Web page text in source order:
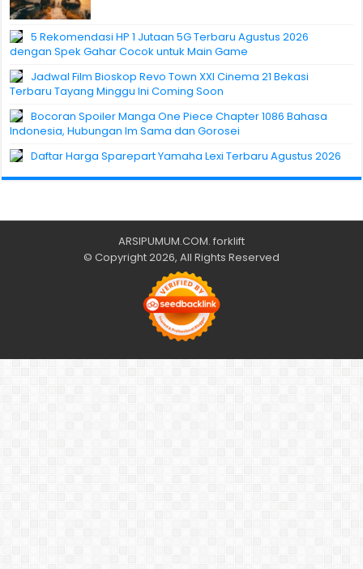
5 Rekomendasi HP 1 Jutaan 5G Terbaru Agustus 2026
dengan Spek Gahar Cocok untuk Main Game
Jadwal Film Bioskop Revo Town XXI Cinema 21 Bekasi
Terbaru Tayang Minggu Ini Coming Soon
Bocoran Spoiler Manga One Piece Chapter 1086 Bahasa
Indonesia, Hubungan Im Sama dan Gorosei
Daftar Harga Sparepart Yamaha Lexi Terbaru Agustus 2026
ARSIPUMUM.COM. forklift
© Copyright 2026, All Rights Reserved